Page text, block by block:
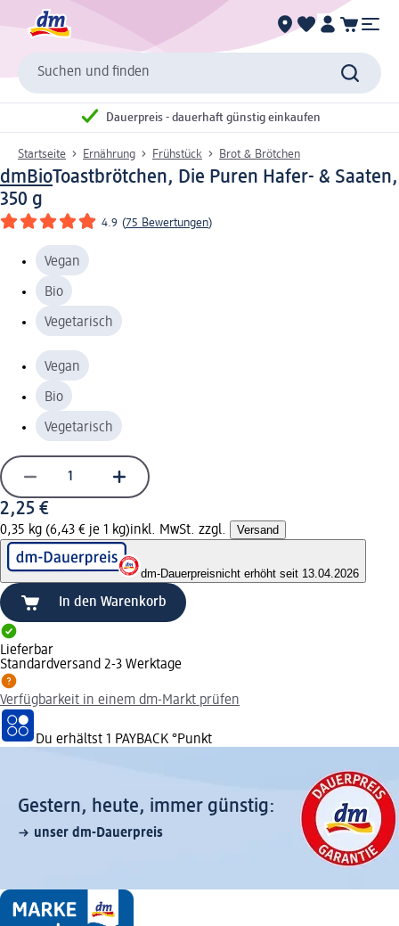
Suchen und finden
Dauerpreis - dauerhaft günstig einkaufen
Startseite Ernährung Frühstück Brot & Brötchen
dmBioToastbrötchen, Die Puren Hafer- & Saaten,
350 g
4.9 (75 Bewertungen)
Vegan
Bio
Vegetarisch
Vegan
Bio
Vegetarisch
2,25 €
0,35 kg (6,43 € je 1 kg)inkl. MwSt. zzgl. Versand
dm-Dauerpreisnicht erhöht seit 13.04.2026
In den Warenkorb
Lieferbar
Standardversand 2-3 Werktage
Verfügbarkeit in einem dm-Markt prüfen
Du erhältst 1 PAYBACK °Punkt
Gestern, heute, immer günstig:
unser dm-Dauerpreis